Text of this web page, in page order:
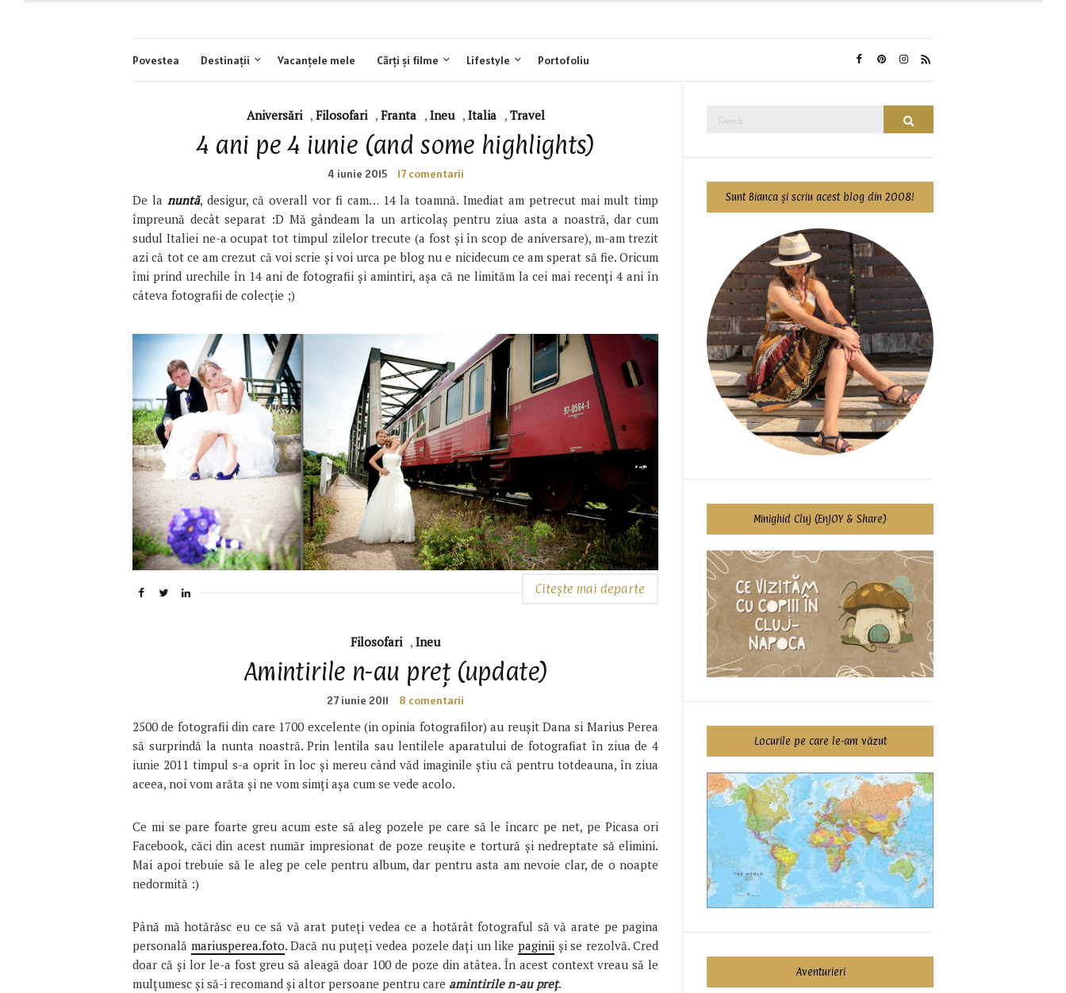
Povestea Destinații Vacanțele mele Cărți și filme Lifestyle Portofoliu
Aniversări , Filosofari , Franta , Ineu , Italia , Travel
4 ani pe 4 iunie (and some highlights)
4 iunie 2015 17 comentarii
De la nuntă, desigur, că overall vor fi cam… 14 la toamnă. Imediat am petrecut mai mult timp
împreună decât separat :D Mă gândeam la un articolaș pentru ziua asta a noastră, dar cum
sudul Italiei ne-a ocupat tot timpul zilelor trecute (a fost și în scop de aniversare), m-am trezit
azi că tot ce am crezut că voi scrie și voi urca pe blog nu e nicidecum ce am sperat să fie. Oricum
îmi prind urechile în 14 ani de fotografii și amintiri, așa că ne limităm la cei mai recenți 4 ani în
câteva fotografii de colecție ;)
Citește mai departe
Filosofari ,Ineu
Amintirile n-au preț (update)
27 iunie 2011 8 comentarii
2500 de fotografii din care 1700 excelente (in opinia fotografilor) au reușit Dana si Marius Perea
să surprindă la nunta noastră. Prin lentila sau lentilele aparatului de fotografiat în ziua de 4
iunie 2011 timpul s-a oprit în loc și mereu când văd imaginile știu că pentru totdeauna, în ziua
aceea, noi vom arăta și ne vom simți așa cum se vede acolo.
Ce mi se pare foarte greu acum este să aleg pozele pe care să le încarc pe net, pe Picasa ori
Facebook, căci din acest număr impresionat de poze reușite e tortură și nedreptate să elimini.
Mai apoi trebuie să le aleg pe cele pentru album, dar pentru asta am nevoie clar, de o noapte
nedormită :)
Până mă hotărăsc eu ce să vă arat puteți vedea ce a hotărât fotograful să vă arate pe pagina
personală mariusperea.foto. Dacă nu puțeți vedea pozele dați un like paginiiși se rezolvă. Cred
doar că și lor le-a fost greu să aleagă doar 100 de poze din atâtea. În acest context vreau să le
mulțumesc și să-i recomand și altor persoane pentru care amintirile n-au preț.
Search
Search
Sunt Bianca și scriu acest blog din 2008!
Minighid Cluj (EnJOY & Share)
Locurile pe care le-am văzut
Aventurieri